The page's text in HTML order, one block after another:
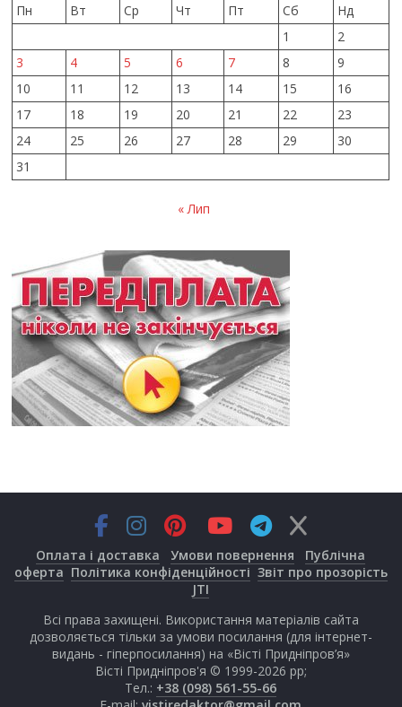
Пн
Вт Ср Чт Пт Сб
Нд
1
2
3
4 5 6 7 8
9
10
11 12 13 14 15
16
17
18 19 20 21 22
23
24
25 26 27 28 29
30
31
« Лип
Оплата і доставка Умови повернення
Публічна
оферта Політика конфіденційності Звіт про прозорість
JTI
Всі права захищені. Використання матеріалів сайта
дозволяється тільки за умови посилання (для інтернет-
видань - гіперпосилання) на «Вісті Придніпров’я»
Вісті Придніпров'я © 1999-2026 рр;
Тел.: +38 (098) 561-55-66